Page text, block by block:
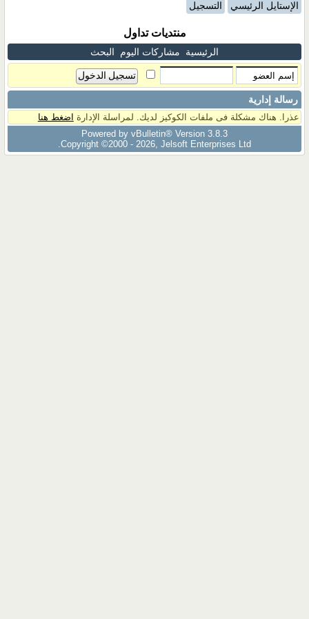
الإستايل الرئيسي التسجيل
منتديات تداول
الرئيسية مشاركات اليوم البحث
رسالة إدارية
عذرا. هناك مشكلة فى ملفات الكوكيز لديك. لمراسلة الإدارة اضغط هنا
Powered by vBulletin® Version 3.8.3
Copyright ©2000 - 2026, Jelsoft Enterprises Ltd.